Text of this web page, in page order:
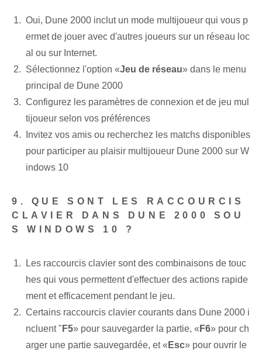
Oui, Dune 2000 inclut un mode multijoueur qui vous p
ermet de jouer avec d'autres joueurs sur un réseau loc
al ou sur Internet.
Sélectionnez l'option «Jeu de réseau» dans le menu
principal de Dune 2000
Configurez les paramètres de connexion et de jeu mul
tijoueur selon vos préférences
Invitez vos amis ou recherchez les matchs disponibles
pour participer au plaisir multijoueur Dune 2000 sur W
indows 10
9. QUE SONT LES RACCOURCIS
CLAVIER DANS DUNE 2000 SOU
S WINDOWS 10 ?
Les raccourcis clavier sont des combinaisons de touc
hes qui vous permettent d'effectuer des actions rapide
ment et efficacement pendant le jeu.
Certains raccourcis clavier courants dans Dune 2000 i
ncluent " F5» pour sauvegarder la partie, « F6» pour ch
arger une partie sauvegardée, et « Esc» pour ouvrir le